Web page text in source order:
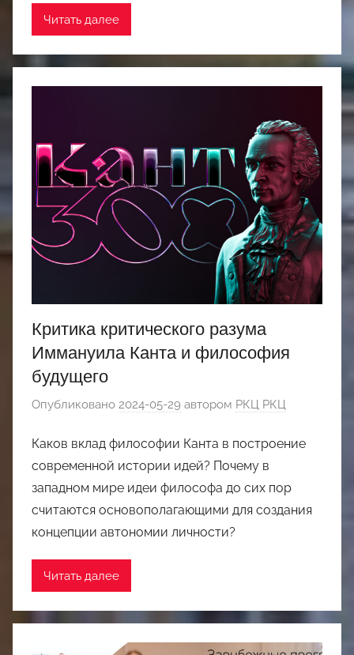
Читать далее
Критика критического разума
Иммануила Канта и философия
будущего
Опубликовано 2024-05-29 автором РКЦ РКЦ
Каков вклад философии Канта в построение
современной истории идей? Почему в
западном мире идеи философа до сих пор
считаются основополагающими для создания
концепции автономии личности?
Читать далее